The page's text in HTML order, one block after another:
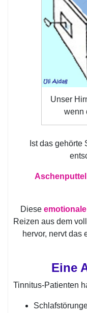
Unser
wenn
Ist das gehörte
Aschenputtel
Diese
Reizen aus dem
hervor, nervt das
Eine
Tinnitus-Patienten